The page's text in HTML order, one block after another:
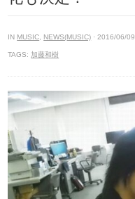
IN MUSIC NEWS(MUSIC) · 2016/06/09
TAGS: 加藤和樹